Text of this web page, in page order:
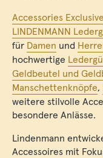
Accessories Exclusive
LINDENMANN
für Damen und
hochwertige
Geldbeutel und
Manschettenknöpfe,
weitere stilvolle
besondere Anlässe.
Lindenmann
Accessoires mit